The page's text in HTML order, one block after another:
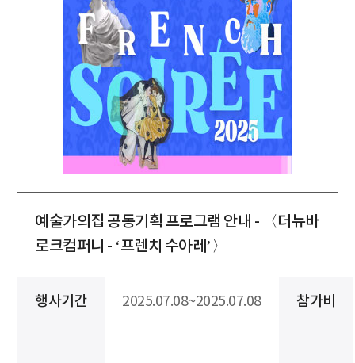
예술가의집 공동기획 프로그램 안내 - 〈더뉴바
로크컴퍼니 - ‘프렌치 수아레’〉
행사기간 2025.07.08~2025.07.08 참가비